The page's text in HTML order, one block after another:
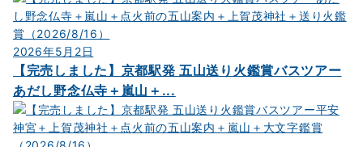
2026年5月2日
【完売しました】京都駅発 五山送り火鑑賞バスツアー
あだし野念仏寺＋嵐山＋...